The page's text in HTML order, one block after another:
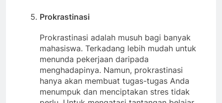
Prokrastinasi
Prokrastinasi adalah musuh bagi banyak
mahasiswa. Terkadang lebih mudah untuk
menunda pekerjaan daripada
menghadapinya. Namun, prokrastinasi
hanya akan membuat tugas-tugas Anda
menumpuk dan menciptakan stres tidak